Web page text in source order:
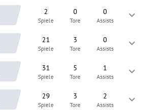
2
Spiele
0
Tore
0
Assists
21
Spiele
3
Tore
0
Assists
31
Spiele
5
Tore
1
Assists
29
Spiele
3
Tore
2
Assists